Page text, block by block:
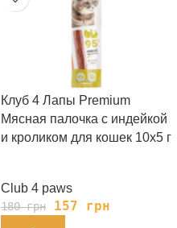
Клуб 4 Лапы Premium
Мясная палочка с индейкой
и кроликом для кошек 10х5 г
Club 4 paws
180грн 157 грн